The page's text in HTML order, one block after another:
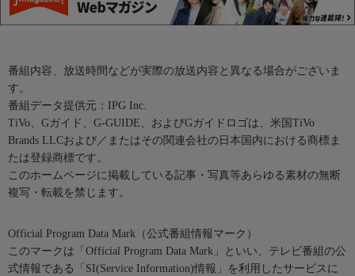
番組内容、放送時間などが実際の放送内容と異なる場合がございま
す。
番組データ提供元：IPG Inc.
TiVo、Gガイド、G-GUIDE、およびGガイドロゴは、米国TiVo
Brands LLCおよび／またはその関連会社の日本国内における商標ま
たは登録商標です。
このホームページに掲載している記事・写真等あらゆる素材の無断
複写・転載を禁じます。
Official Program Data Mark（公式番組情報マーク）
このマークは「Official Program Data Mark」といい、テレビ番組の公
式情報である「SI(Service Information)情報」を利用したサービスに